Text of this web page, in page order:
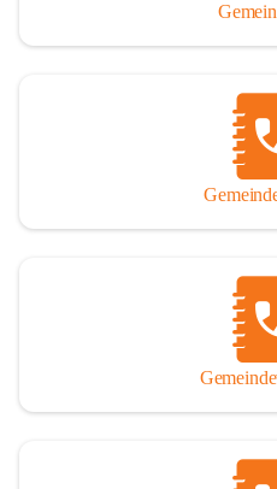
Andreas Rohatsch wurde auf das
Wo eine genaue Quellenangabe
sind die entsprechenden
eingearbeitet. Der leichteren
streng gendergerechten
So darf ich Sie zu einer
manchmal auch nachdenklich
Jahrhunderte, ja Jahrtausende
einladen.